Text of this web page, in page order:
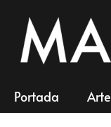
Portada Arte